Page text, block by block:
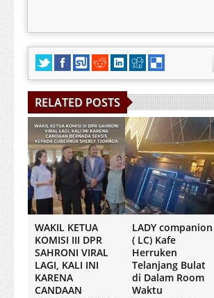
RELATED POSTS
WAKIL KETUA
KOMISI III DPR
SAHRONI VIRAL
LAGI, KALI INI
KARENA
CANDAAN
LADY companion
( LC) Kafe
Herruken
Telanjang Bulat
di Dalam Room
Waktu